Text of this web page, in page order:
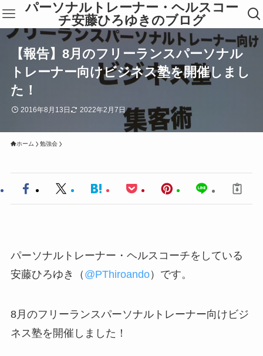
パーソナルトレーナー・ヘルスコー
チ安藤ひろゆきのブログ
【報告】8月のフリーランスパーソナル
トレーナー向けビジネス塾を開催しまし
た！
2016年8月13日 2022年2月7日
ホーム 勉強会
パーソナルトレーナー・ヘルスコーチをしている
安藤ひろゆき（ @PThiroando）です。
8月のフリーランスパーソナルトレーナー向けビジ
ネス塾を開催しました！